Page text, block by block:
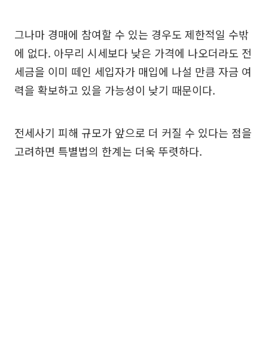
그나마 경매에 참여할 수 있는 경우도 제한적일 수밖
에 없다. 아무리 시세보다 낮은 가격에 나오더라도 전
세금을 이미 떼인 세입자가 매입에 나설 만큼 자금 여
력을 확보하고 있을 가능성이 낮기 때문이다.
전세사기 피해 규모가 앞으로 더 커질 수 있다는 점을
고려하면 특별법의 한계는 더욱 뚜렷하다.